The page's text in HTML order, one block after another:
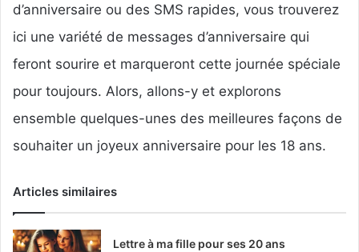
d’anniversaire ou des SMS rapides, vous trouverez
ici une variété de messages d’anniversaire qui
feront sourire et marqueront cette journée spéciale
pour toujours. Alors, allons-y et explorons
ensemble quelques-unes des meilleures façons de
souhaiter un joyeux anniversaire pour les 18 ans.
Articles similaires
Lettre à ma fille pour ses 20 ans